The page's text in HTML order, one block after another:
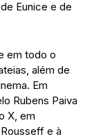
Eunice e de
em todo o
além de
Em
Rubens Paiva
X, em
e à